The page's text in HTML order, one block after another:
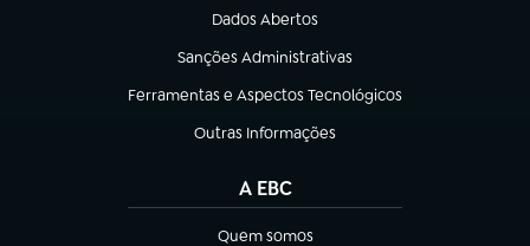
Dados Abertos
(abre em nova aba)
Sanções Administrativas
(abre em nova aba)
Ferramentas e Aspectos Tecnológicos
(abre em nova aba)
Outras Informações
(abre em nova aba)
A EBC
Quem somos